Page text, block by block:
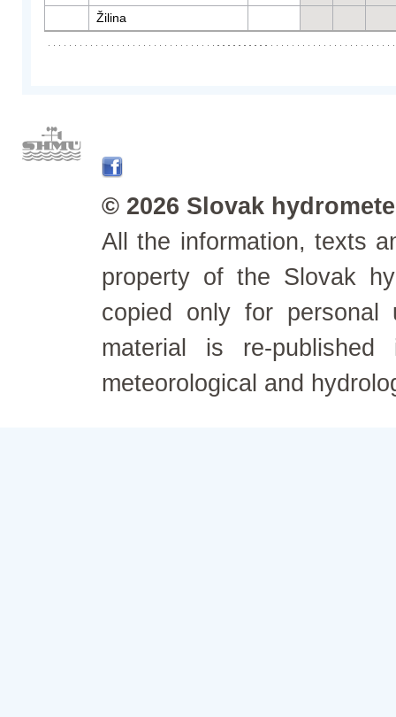
Žilina
© 2026 Slovak
All the information, texts
property of the Slovak
copied only for personal
material is re-
meteorological and